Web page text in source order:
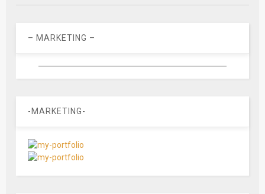
– MARKETING –
-MARKETING-